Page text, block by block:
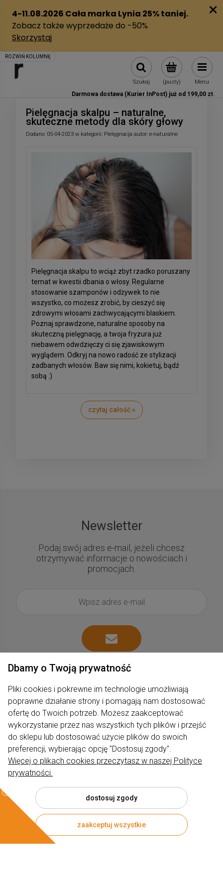
(pusty)
Szukaj Menu
Darmowa dostawa (Kurier InPost) już od 199,00 zł.
Pielęgnacja skalpu – naturalne,
skuteczne metody dla skóry głowy
Dodano: 05-04-2023 w kategorii: Pielęgnacja autor: e-naturalne
Pielęgnacja skalpu to wciąż zbyt rzadko poruszany
temat w kwestii dbania o włosy. Regularne
stosowanie szamponów i odżywek to nie
wszystko, co możesz zrobić, by cieszyć się
zdrowymi włosami zachwycającymi blaskiem.
Poznaj sprawdzone, naturalne sposoby na
skuteczną pielęgnację, a twoja fryzura już
niebawem odwdzięczy ci się zjawiskowym
wyglądem. Odkryj na nowo radość ze stylizacji
zadbanych włosów. Baw się nimi, kokietuj, bądź
sobą :)
czytaj całość »
Newsletter
Podaj swój adres e-mail, jeżeli chcesz
otrzymywać informacje o nowościach i
promocjach.
Zakupy
Produkty
Informacje
Dbamy o Twoją prywatność
Pliki cookies i pokrewne im technologie umożliwiają
poprawne działanie strony i pomagają nam dostosować
ofertę do Twoich potrzeb. Możesz zaakceptować
wykorzystanie przez nas wszystkich tych plików i przejść
do sklepu lub dostosować użycie plików do swoich
preferencji, wybierając opcję "Dostosuj zgody".
Więcej o plikach cookies przeczytasz w naszej Polityce
prywatności.
dostosuj zgody
zaakceptuj wszystkie